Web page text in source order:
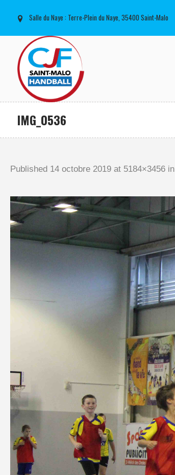
Salle du Naye : Terre-Plein du Naye, 35400 Saint-Malo
IMG_0536
Published 14 octobre 2019 at 5184×3456 in